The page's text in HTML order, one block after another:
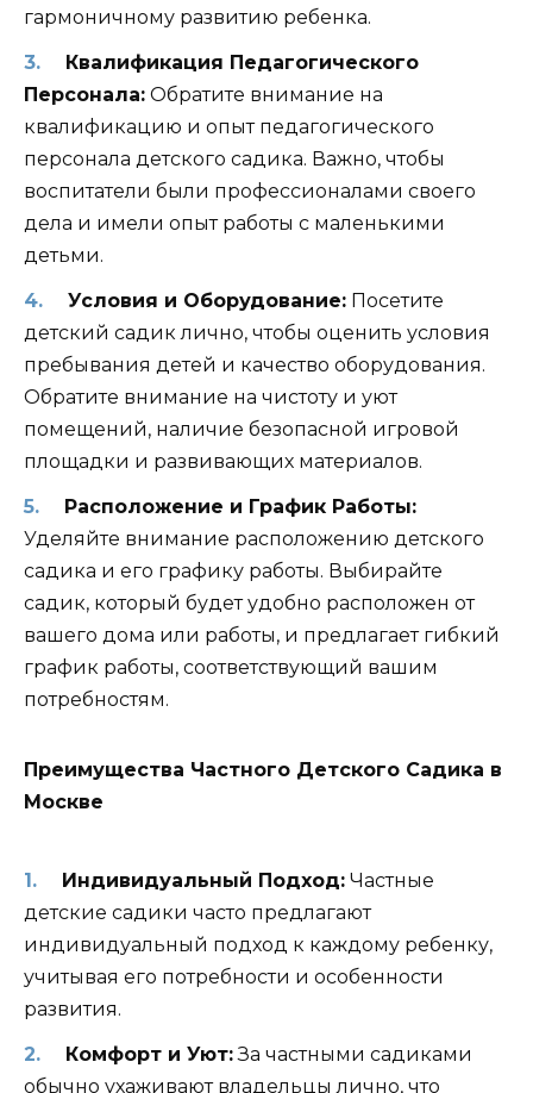
гармоничному развитию ребенка.
Квалификация Педагогического
Персонала: Обратите внимание на
квалификацию и опыт педагогического
персонала детского садика. Важно, чтобы
воспитатели были профессионалами своего
дела и имели опыт работы с маленькими
детьми.
Условия и Оборудование:Посетите
детский садик лично, чтобы оценить условия
пребывания детей и качество оборудования.
Обратите внимание на чистоту и уют
помещений, наличие безопасной игровой
площадки и развивающих материалов.
Расположение и График Работы:
Уделяйте внимание расположению детского
садика и его графику работы. Выбирайте
садик, который будет удобно расположен от
вашего дома или работы, и предлагает гибкий
график работы, соответствующий вашим
потребностям.
Преимущества Частного Детского Садика в
Москве
Индивидуальный Подход:Частные
детские садики часто предлагают
индивидуальный подход к каждому ребенку,
учитывая его потребности и особенности
развития.
Комфорт и Уют:За частными садиками
обычно ухаживают владельцы лично, что